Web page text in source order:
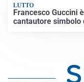
LUTTO
Francesco Guccini
cantautore simbolo